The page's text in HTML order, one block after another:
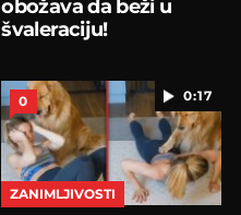
obožava da beži u
švaleraciju!
0:17
0
ZANIMLJIVOSTI